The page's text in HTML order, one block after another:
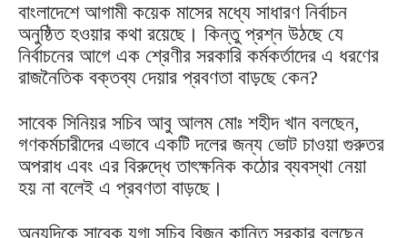
বাংলাদেশে আগামী কয়েক মাসের মধ্যে সাধারণ নির্বাচন
অনুষ্ঠিত হওয়ার কথা রয়েছে। কিন্তু প্রশ্ন উঠছে যে
নির্বাচনের আগে এক শ্রেণীর সরকারি কর্মকর্তাদের এ ধরণের
রাজনৈতিক বক্তব্য দেয়ার প্রবণতা বাড়ছে কেন?
সাবেক সিনিয়র সচিব আবু আলম মোঃ শহীদ খান বলছেন,
গণকর্মচারীদের এভাবে একটি দলের জন্য ভোট চাওয়া গুরুতর
অপরাধ এবং এর বিরুদ্ধে তাৎক্ষনিক কঠোর ব্যবস্থা নেয়া
হয় না বলেই এ প্রবণতা বাড়ছে।
অন্যদিকে সাবেক যুগ্ম সচিব বিজন কান্তি সরকার বলছেন,